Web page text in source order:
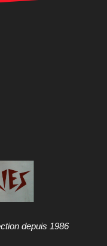
depuis 1986